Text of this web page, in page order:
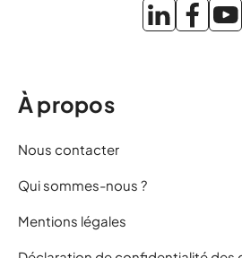
À propos
Nous contacter
Qui sommes-nous ?
Mentions légales